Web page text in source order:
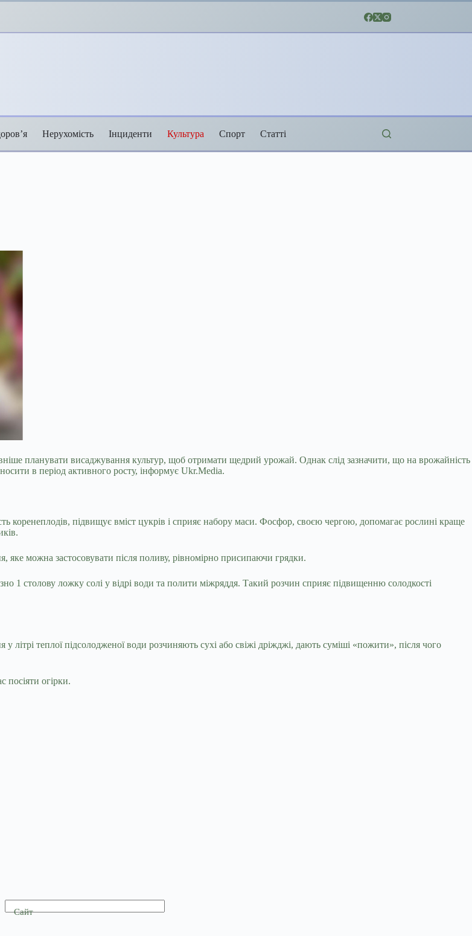
Нерухомість Інциденти Культура Спорт Статті
планувати висаджування культур, щоб отримати щедрий урожай. Однак слід зазначити, що на врожайність
в період активного росту, інформує Ukr.Media.
коренеплодів, підвищує вміст цукрів і сприяє набору маси. Фосфор, своєю чергою, допомагає рослині краще
яке можна застосовувати після поливу, рівномірно присипаючи грядки.
1 столову ложку солі у відрі води та полити міжряддя. Такий розчин сприяє підвищенню солодкості
літрі теплої підсолодженої води розчиняють сухі або свіжі дріжджі, дають суміші «пожити», після чого
посіяти огірки.
Сайт